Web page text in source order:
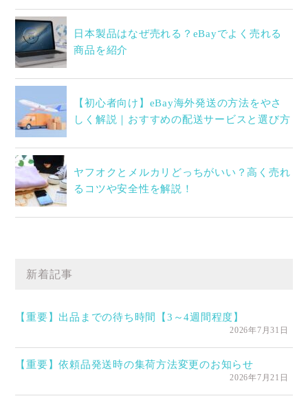
日本製品はなぜ売れる？eBayでよく売れる
商品を紹介
【初心者向け】eBay海外発送の方法をやさ
しく解説｜おすすめの配送サービスと選び方
ヤフオクとメルカリどっちがいい？高く売れ
るコツや安全性を解説！
新着記事
【重要】出品までの待ち時間【3～4週間程度】
2026年7月31日
【重要】依頼品発送時の集荷方法変更のお知らせ
2026年7月21日